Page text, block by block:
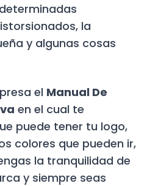
la
y algunas cosas
el Manual De
en el cual te
puede tener tu logo,
colores que pueden ir,
la tranquilidad de
y siempre seas